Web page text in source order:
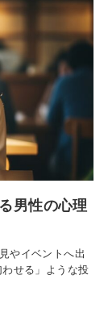
男性の心理
やイベントへ出
せる」ような投